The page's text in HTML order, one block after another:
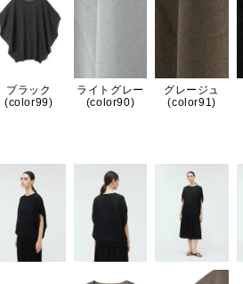
ブラック
(color99)
ライトグレー
(color90)
グレージュ
(color91)